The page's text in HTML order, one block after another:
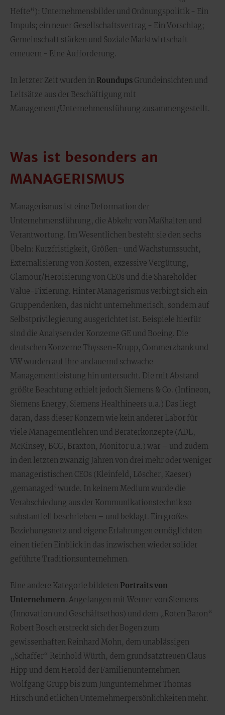
Hefte“): Unternehmensbilder und Ordnungspolitik - Ein
Impuls; ein neuer Gesellschaftsvertrag - Ein Vorschlag;
Gemeinschaft stärken und Soziale Marktwirtschaft
erneuern - Eine Aufforderung.
In letzter Zeit wurden in Roundups Grundeinsichten und
Leitsätze aus der Beschäftigung mit
Management/Unternehmensführung zusammengestellt.
Was ist besonders an
MANAGERISMUS
Managerismus ist eine Deformation der
Unternehmensführung, die Abkehr von Maßhalten und
Verantwortung. Im Wesentlichen besteht sie den sechs
Übeln: Kurzfristigkeit, Größen- und Wachstumssucht,
Externalisierung von Kosten, exzessive Vergütung,
Glamour/Heroisierung von CEOs und die Shareholder
Value-Fixierung. Hinter Managerismus verbirgt sich ein
Gruppendenken, das nicht unternehmerisch, sondern auf
Selbstprivilegierung ausgerichtet ist. Beispiele hierfür
sind die Analysen der Konzerne GE und Boeing. Die
deutschen Konzerne Thyssen-Krupp, Commerzbank und
VW wurden auf ihre andauernd schwache
Managementleistung hin untersucht. Die mit Abstand
größte Beachtung erhielt jedoch Siemens & Co. (Infineon,
Siemens Energy, Siemens Healthineers u.a.) Das liegt
daran, dass dieser Konzern wie kein anderer Labor für
viele Managementlehren und Beraterkonzepte (ADL,
McKinsey, BCG, Braxton, Monitor u.a.) war – und zudem
in den letzten zwanzig Jahren von drei mehr oder weniger
manageristischen CEOs (Kleinfeld, Löscher, Kaeser)
‚gemanaged‘ wurde. In keinem Medium wurde die
Verabschiedung aus der Kommunikationstechnik so
substantiell beschrieben – und beklagt. Ein großes
Beziehungsnetz und eigene Erfahrungen ermöglichten
einen tiefen Einblick in das inzwischen wieder solider
geführte Traditionsunternehmen.
Eine andere Kategorie bildeten Portraits von
Unternehmern. Angefangen mit Werner von Siemens
(Innovation und Geschäftsethos) und dem „Roten Baron“
Robert Bosch erstreckt sich der Bogen zum
gewissenhaften Reinhard Mohn, dem unablässigen
„Schaffer“ Reinhold Würth, dem grundsatztreuen Claus
Hipp und dem Herold der Familienunternehmen
Wolfgang Grupp bis zum Jungunternehmer Thomas
Hirsch und etlichen Unternehmerpersönlichkeiten mehr.